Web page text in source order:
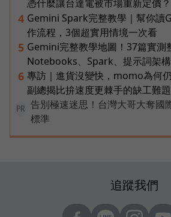
憑什麼讓台達電被市場重新定價？
4 Gemini Spark完整教學｜幫你讀
作流程，3個超實用情境一次看
5 Gemini完整教學地圖！37篇實測
Notebooks、Spark、提示詞架
6 專訪｜進貨沒變快，momo為何
副總揭比拚速度更棘手的缺工難題
PR
告別極速迷思！台灣大哥大奪國
標準
追蹤我們